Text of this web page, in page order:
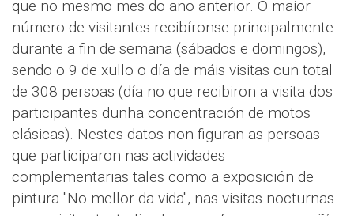
que no mesmo mes do ano anterior. O maior
número de visitantes recibíronse principalmente
durante a fin de semana (sábados e domingos),
sendo o 9 de xullo o día de máis visitas cun total
de 308 persoas (día no que recibiron a visita dos
participantes dunha concentración de motos
clásicas). Nestes datos non figuran as persoas
que participaron nas actividades
complementarias tales como a exposición de
pintura "No mellor da vida", nas visitas nocturnas